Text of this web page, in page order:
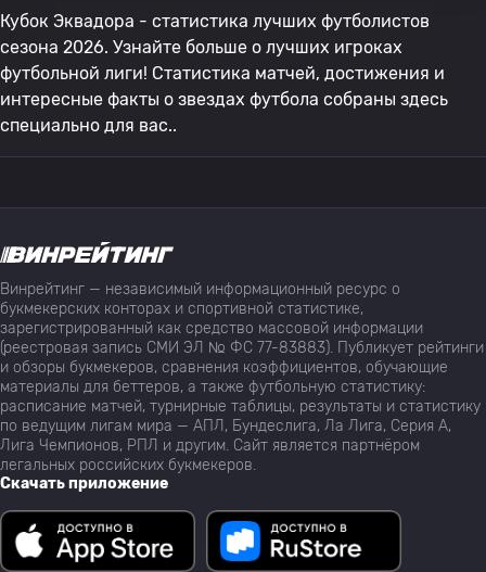
Кубок Эквадора - статистика лучших футболистов
сезона 2026. Узнайте больше о лучших игроках
футбольной лиги! Статистика матчей, достижения и
интересные факты о звездах футбола собраны здесь
специально для вас..
Винрейтинг — независимый информационный ресурс о
букмекерских конторах и спортивной статистике,
зарегистрированный как средство массовой информации
(реестровая запись СМИ ЭЛ № ФС 77-83883). Публикует рейтинги
и обзоры букмекеров, сравнения коэффициентов, обучающие
материалы для беттеров, а также футбольную статистику:
расписание матчей, турнирные таблицы, результаты и статистику
по ведущим лигам мира — АПЛ, Бундеслига, Ла Лига, Серия А,
Лига Чемпионов, РПЛ и другим. Сайт является партнёром
легальных российских букмекеров.
Скачать приложение